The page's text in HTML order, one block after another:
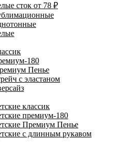
сток от 78 ₽
180
Пенье
с эластаном
классик
премиум-180
Премиум Пенье
с длинным рукавом